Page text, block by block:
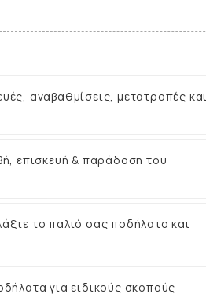
αναβαθμίσεις, μετατροπές και
επισκευή & παράδοση του
το παλιό σας ποδήλατο και
για ειδικούς σκοπούς